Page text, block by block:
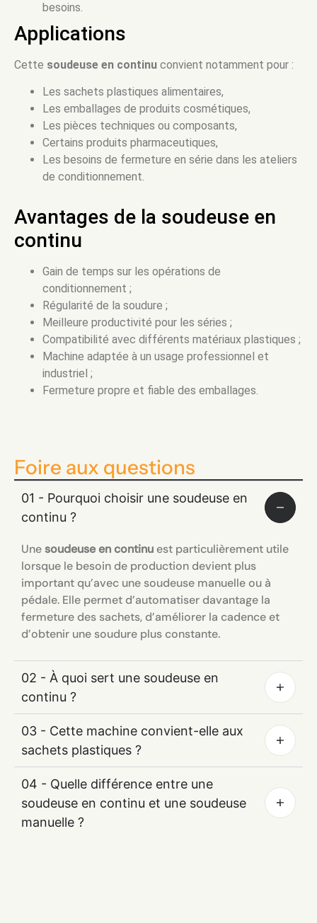
besoins.
Applications
Cette soudeuse en continu convient notamment pour :
Les sachets plastiques alimentaires,
Les emballages de produits cosmétiques,
Les pièces techniques ou composants,
Certains produits pharmaceutiques,
Les besoins de fermeture en série dans les ateliers
de conditionnement.
Avantages de la soudeuse en
continu
Gain de temps sur les opérations de
conditionnement ;
Régularité de la soudure ;
Meilleure productivité pour les séries ;
Compatibilité avec différents matériaux plastiques ;
Machine adaptée à un usage professionnel et
industriel ;
Fermeture propre et fiable des emballages.
Foire aux questions
01 - Pourquoi choisir une soudeuse en
continu ?
Unesoudeuse en continu est particulièrement utile
lorsque le besoin de production devient plus
important qu’avec une soudeuse manuelle ou à
pédale. Elle permet d’automatiser davantage la
fermeture des sachets, d’améliorer la cadence et
d’obtenir une soudure plus constante.
02 - À quoi sert une soudeuse en
continu ?
03 - Cette machine convient-elle aux
sachets plastiques ?
04 - Quelle différence entre une
soudeuse en continu et une soudeuse
manuelle ?